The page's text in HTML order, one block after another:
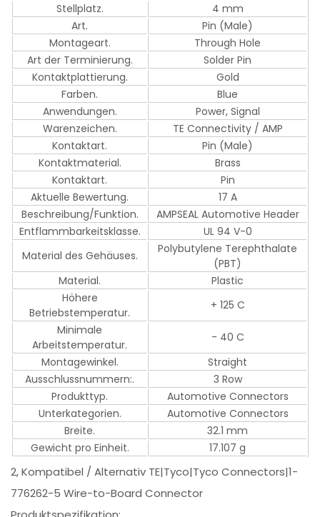
Stellplatz.
4 mm
Art.
Pin (Male)
Montageart.
Through Hole
Art der Terminierung.
Solder Pin
Kontaktplattierung.
Gold
Farben.
Blue
Anwendungen.
Power, Signal
Warenzeichen.
TE Connectivity / AMP
Kontaktart.
Pin (Male)
Kontaktmaterial.
Brass
Kontaktart.
Pin
Aktuelle Bewertung.
17 A
Beschreibung/Funktion.
AMPSEAL Automotive Header
Entflammbarkeitsklasse.
UL 94 V-0
Material des Gehäuses.
Polybutylene Terephthalate
(PBT)
Material.
Plastic
Höhere
Betriebstemperatur.
+ 125 C
Minimale
Arbeitstemperatur.
- 40 C
Montagewinkel.
Straight
Ausschlussnummern:.
3 Row
Produkttyp.
Automotive Connectors
Unterkategorien.
Automotive Connectors
Breite.
32.1 mm
Gewicht pro Einheit.
17.107 g
2, Kompatibel / Alternativ TE|Tyco|Tyco Connectors|1-
776262-5 Wire-to-Board Connector